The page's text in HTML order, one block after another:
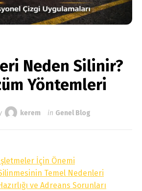
Neden Silinir?
Yöntemleri
kerem in Genel Blog
İçin Önemi
Temel Nedenleri
ve Adreans Sorunları